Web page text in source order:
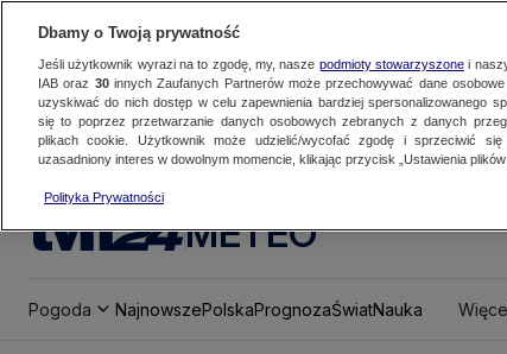
METEO
Pogoda NajnowszePolskaPrognozaŚwiatNauka
Dbamy o Twoją prywatność
Jeśli użytkownik wyrazi na to zgodę, my, nasze podmioty stowarzyszonei
IAB oraz 30innych Zaufanych Partnerów może przechowywać dane
uzyskiwać do nich dostęp w celu zapewnienia bardziej spersonalizowanego
się to poprzez przetwarzanie danych osobowych zebranych z danych
plikach cookie. Użytkownik może udzielić/wycofać zgodę i sprzeciwić
uzasadniony interes w dowolnym momencie, klikając przycisk „Ustawienia plików
Polityka Prywatności